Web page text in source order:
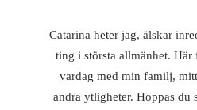
Catarina heter jag, älskar
ting i största allmänhet.
vardag med min familj,
andra ytligheter. Hoppas du